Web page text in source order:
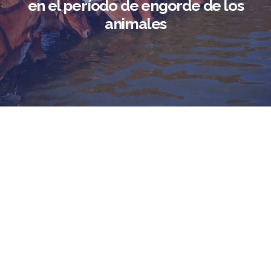
en el período de engorde de los
animales